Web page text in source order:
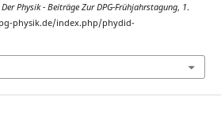
Physik - Beiträge Zur DPG-Frühjahrstagung, 1.
physik.de/index.php/phydid-